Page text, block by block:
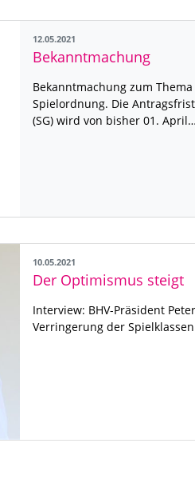
12.05.2021
Bekanntmachung
Bekanntmachung zum
Spielordnung. Die
(SG) wird von bisher 01. April…
10.05.2021
Der Optimismus steigt
Interview: BHV-Präsident
Verringerung der